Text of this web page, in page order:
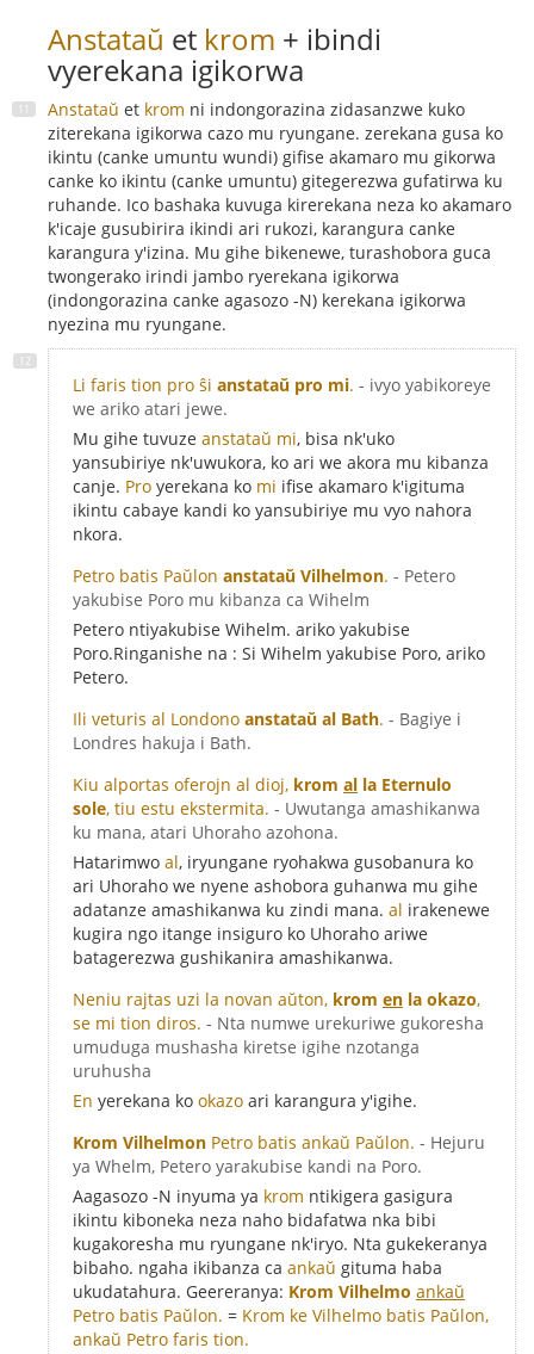
Anstataŭ et krom + ibindi
vyerekana igikorwa
Anstataŭ et krom ni indongorazina zidasanzwe kuko
ziterekana igikorwa cazo mu ryungane. zerekana gusa ko
ikintu (canke umuntu wundi) gifise akamaro mu gikorwa
canke ko ikintu (canke umuntu) gitegerezwa gufatirwa ku
ruhande. Ico bashaka kuvuga kirerekana neza ko akamaro
k'icaje gusubirira ikindi ari rukozi, karangura canke
karangura y'izina. Mu gihe bikenewe, turashobora guca
twongerako irindi jambo ryerekana igikorwa
(indongorazina canke agasozo -N) kerekana igikorwa
nyezina mu ryungane.
Li faris tion pro ŝi anstataŭ pro mi. - ivyo yabikoreye
we ariko atari jewe.
Mu gihe tuvuze anstataŭ mi, bisa nk'uko
yansubiriye nk'uwukora, ko ari we akora mu kibanza
canje. Pro yerekana ko mi ifise akamaro k'igituma
ikintu cabaye kandi ko yansubiriye mu vyo nahora
nkora.
Petro batis Paŭlon anstataŭ Vilhelmon. - Petero
yakubise Poro mu kibanza ca Wihelm
Petero ntiyakubise Wihelm. ariko yakubise
Poro.Ringanishe na : Si Wihelm yakubise Poro, ariko
Petero.
Ili veturis al Londono anstataŭ al Bath. - Bagiye i
Londres hakuja i Bath.
Kiu alportas oferojn al dioj, krom al la Eternulo
sole, tiu estu ekstermita. - Uwutanga amashikanwa
ku mana, atari Uhoraho azohona.
Hatarimwo al, iryungane ryohakwa gusobanura ko
ari Uhoraho we nyene ashobora guhanwa mu gihe
adatanze amashikanwa ku zindi mana. al irakenewe
kugira ngo itange insiguro ko Uhoraho ariwe
batagerezwa gushikanira amashikanwa.
Neniu rajtas uzi la novan aŭton, krom en la okazo,
se mi tion diros. - Nta numwe urekuriwe gukoresha
umuduga mushasha kiretse igihe nzotanga
uruhusha
En yerekana ko okazo ari karangura y'igihe.
Krom Vilhelmon Petro batis ankaŭ Paŭlon. - Hejuru
ya Whelm, Petero yarakubise kandi na Poro.
Aagasozo -N inyuma ya krom ntikigera gasigura
ikintu kiboneka neza naho bidafatwa nka bibi
kugakoresha mu ryungane nk'iryo. Nta gukekeranya
bibaho. ngaha ikibanza ca ankaŭ gituma haba
ukudatahura. Geereranya: Krom Vilhelmo ankaŭ
Petro batis Paŭlon. = Krom ke Vilhelmo batis Paŭlon,
ankaŭ Petro faris tion.